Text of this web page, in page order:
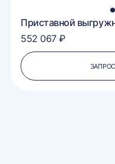
1
Приставной
552 067 ₽